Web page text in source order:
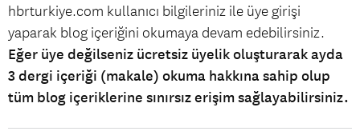
hbrturkiye.com kullanıcı bilgileriniz ile üye girişi
yaparak blog içeriğini okumaya devam edebilirsiniz.
Eğer üye değilseniz ücretsiz üyelik oluşturarak ayda
3 dergi içeriği (makale) okuma hakkına sahip olup
tüm blog içeriklerine sınırsız erişim sağlayabilirsiniz.